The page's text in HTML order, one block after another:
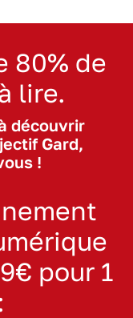
80% de
lire.
découvrir
Gard,
!
pour 1